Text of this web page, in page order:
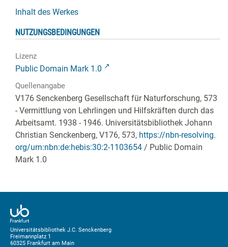
Inhalt des Werkes
NUTZUNGSBEDINGUNGEN
Lizenz
Public Domain Mark 1.0
Quellenangabe
V176 Senckenberg Gesellschaft für Naturforschung, 573
- Vermittlung von Lehrlingen und Hilfskräften durch das
Arbeitsamt. 1938 - 1946. Universitätsbibliothek Johann
Christian Senckenberg, V176, 573, https://nbn-resolving.
org/urn:nbn:de:hebis:30:2-1103654 / Public Domain
Mark 1.0
Universitätsbibliothek J.C. Senckenberg
Freimannplatz 1
60325 Frankfurt am Main